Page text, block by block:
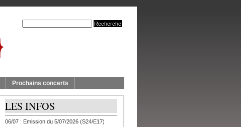
Prochains concerts
LES INFOS
06/07 : Emission du 5/07/2026 (S24/E17)